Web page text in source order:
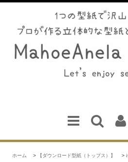
ホーム > 【ダウンロード型紙（トップス）】 >